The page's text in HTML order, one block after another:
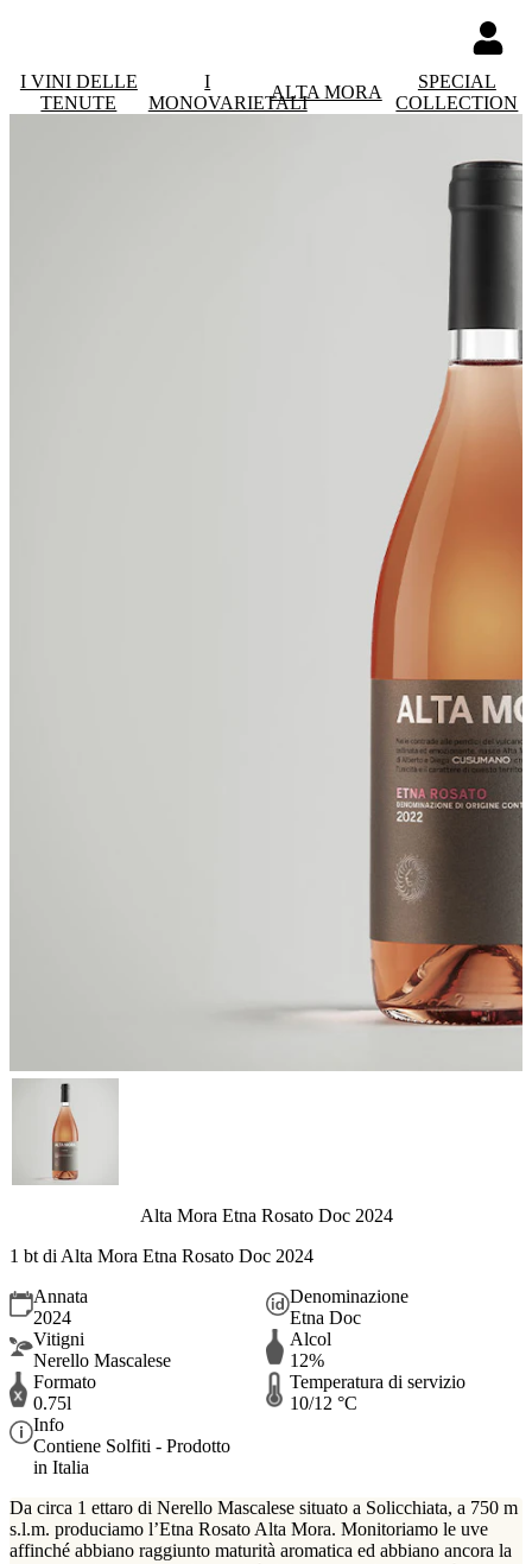
I VINI DELLE
TENUTE
I
MONOVARIETALI
ALTA MORA
SPECIAL
COLLECTION
Alta Mora Etna Rosato Doc 2024
1 bt di Alta Mora Etna Rosato Doc 2024
Annata
2024
Denominazione
Etna Doc
Vitigni
Nerello Mascalese
Alcol
12%
Formato
0.75l
Temperatura di servizio
10/12 °C
Info
Contiene Solfiti - Prodotto
in Italia
Da circa 1 ettaro di Nerello Mascalese situato a Solicchiata, a 750 m
s.l.m. produciamo l’Etna Rosato Alta Mora. Monitoriamo le uve
affinché abbiano raggiunto maturità aromatica ed abbiano ancora la